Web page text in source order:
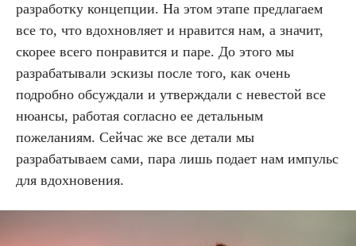
разработку концепции. На этом этапе предлагаем
все то, что вдохновляет и нравится нам, а значит,
скорее всего понравится и паре. До этого мы
разрабатывали эскизы после того, как очень
подробно обсуждали и утверждали с невестой все
нюансы, работая согласно ее детальным
пожеланиям. Сейчас же все детали мы
разрабатываем сами, пара лишь подает нам импульс
для вдохновения.